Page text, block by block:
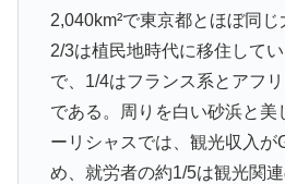
2,040km²で東京都とほぼ同
2/3は植民地時代に移住して
で、1/4はフランス系とアフ
である。周りを白い砂浜と美
ーリシャスでは、観光収入が
め、就労者の約1/5は観光関